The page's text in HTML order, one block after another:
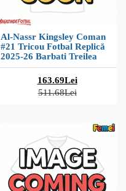
Al-Nassr Kingsley Coman
#21 Tricou Fotbal Replică
2025-26 Barbati Treilea
163.69Lei
511.68Lei